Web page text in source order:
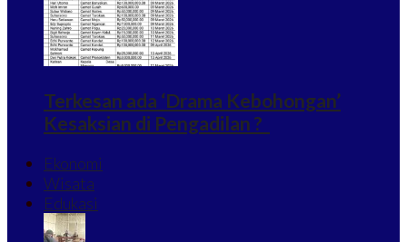
Terkesan ada ‘Drama Kebohongan’
Kesaksian di Pengadilan ?
Ekonomi
Wisata
Edukasi